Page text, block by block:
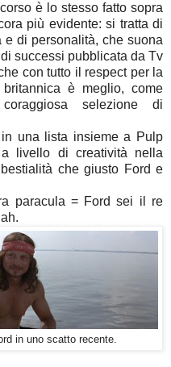
è lo stesso fatto sopra
più evidente: si tratta di
di personalità, che suona
successi pubblicata da Tv
con tutto il respect per la
è meglio, come
selezione di
in una lista insieme a Pulp
a livello di creatività nella
che giusto Ford e
paracula = Ford sei il re
in uno scatto recente.